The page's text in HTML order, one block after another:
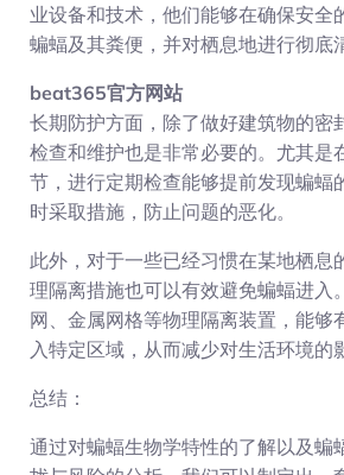
业设备和技术，他们能够在确保安全
蝙蝠及其粪便，并对栖息地进行彻底
beat365官方网站
长期防护方面，除了做好建筑物的密
检查和维护也是非常必要的。尤其是
节，进行定期检查能够提前发现蝙蝠
时采取措施，防止问题的恶化。
此外，对于一些已经习惯在某地栖息
理隔离措施也可以有效避免蝙蝠进入
网、金属网格等物理隔离装置，能够
入特定区域，从而减少对生活环境的
总结：
通过对蝙蝠生物学特性的了解以及蝙